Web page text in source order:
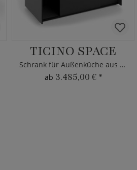
TICINO SPACE
Schrank für Außenküche aus HPL
ab 3.485,00 € *